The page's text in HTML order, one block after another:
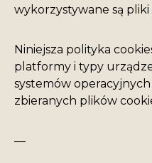
wykorzystywane są pliki
Niniejsza polityka
platformy i typy
systemów
zbieranych plików
—